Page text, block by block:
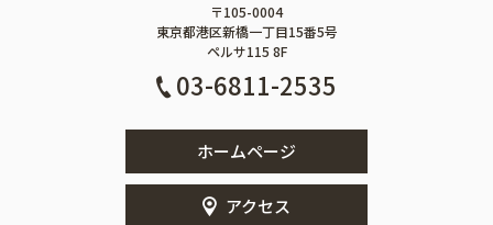
〒105-0004
東京都港区新橋一丁目15番5号
ペルサ115 8F
03-6811-2535
ホームページ
アクセス